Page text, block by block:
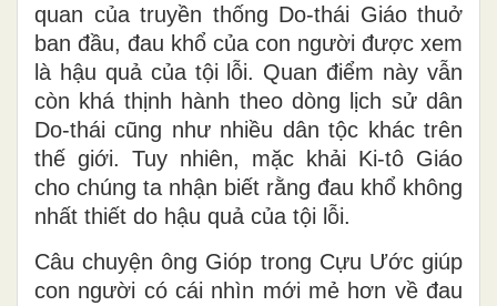
quan của truyền thống Do-thái Giáo thuở
ban đầu, đau khổ của con người được xem
là hậu quả của tội lỗi. Quan điểm này vẫn
còn khá thịnh hành theo dòng lịch sử dân
Do-thái cũng như nhiều dân tộc khác trên
thế giới. Tuy nhiên, mặc khải Ki-tô Giáo
cho chúng ta nhận biết rằng đau khổ không
nhất thiết do hậu quả của tội lỗi.
Câu chuyện ông Gióp trong Cựu Ước giúp
con người có cái nhìn mới mẻ hơn về đau